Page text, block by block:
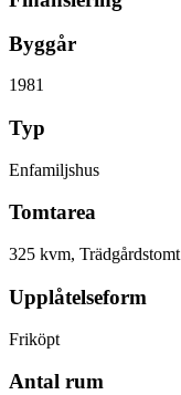
Byggår
1981
Typ
Enfamiljshus
Tomtarea
325 kvm, Trädgårdstomt
Upplåtelseform
Friköpt
Antal rum